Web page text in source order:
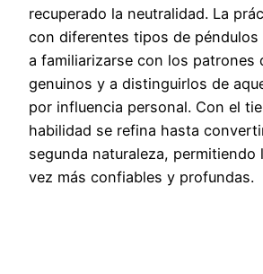
recuperado la neutralidad. La
con diferentes tipos de péndulos
a familiarizarse con los patrones
genuinos y a distinguirlos de
por influencia personal. Con el
habilidad se refina hasta
segunda naturaleza, permitiendo
vez más confiables y profundas.